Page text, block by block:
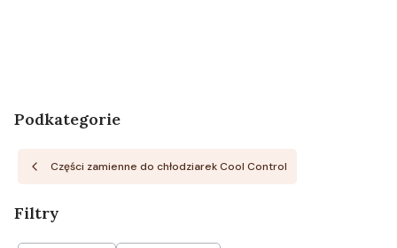
Podkategorie
Części zamienne do chłodziarek Cool Control
Filtry